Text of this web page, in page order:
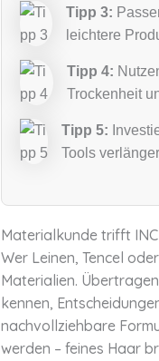
Tipp 3:
leichtere
Tipp 4:
Trockenheit
Tipp 5:
Tools
Materialkunde trifft
Wer Leinen, Tencel
Materialien.
kennen,
nachvollziehbare
werden – feines Haar